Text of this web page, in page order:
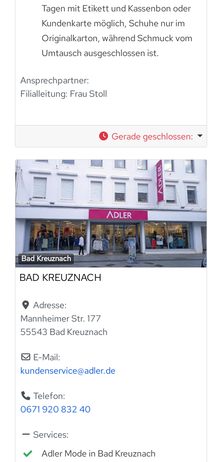
Tagen mit Etikett und Kassenbon oder
Kundenkarte möglich, Schuhe nur im
Originalkarton, während Schmuck vom
Umtausch ausgeschlossen ist.
Ansprechpartner:
Filialleitung: Frau Stoll
Gerade geschlossen:
Bad Kreuznach
BAD KREUZNACH
Adresse:
Mannheimer Str. 177
55543 Bad Kreuznach
E-Mail:
kundenservice@adler.de
Telefon:
0671 920 832 40
Services:
Adler Mode in Bad Kreuznach